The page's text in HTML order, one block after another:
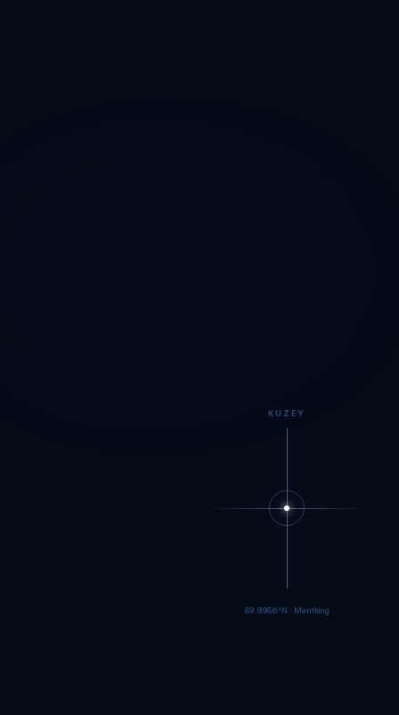
KUZEY
89.9983°N · Meritking